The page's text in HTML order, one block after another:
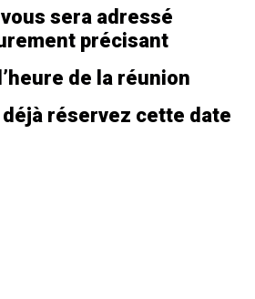
sera adressé
précisant
de la réunion
déjà réservez cette date